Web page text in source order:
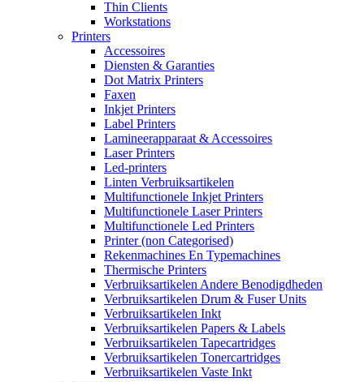
Thin Clients
Workstations
Printers
Accessoires
Diensten & Garanties
Dot Matrix Printers
Faxen
Inkjet Printers
Label Printers
Lamineerapparaat & Accessoires
Laser Printers
Led-printers
Linten Verbruiksartikelen
Multifunctionele Inkjet Printers
Multifunctionele Laser Printers
Multifunctionele Led Printers
Printer (non Categorised)
Rekenmachines En Typemachines
Thermische Printers
Verbruiksartikelen Andere Benodigdheden
Verbruiksartikelen Drum & Fuser Units
Verbruiksartikelen Inkt
Verbruiksartikelen Papers & Labels
Verbruiksartikelen Tapecartridges
Verbruiksartikelen Tonercartridges
Verbruiksartikelen Vaste Inkt